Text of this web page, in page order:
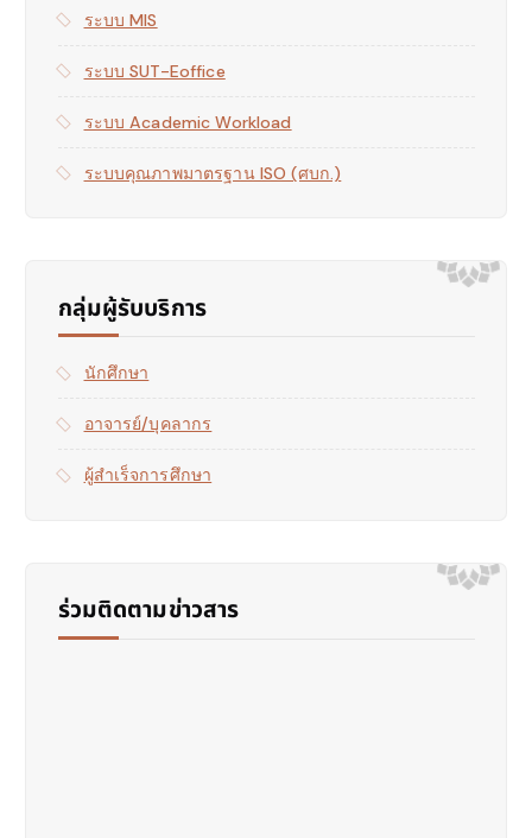
ระบบ MIS
ระบบ SUT-Eoffice
ระบบ Academic Workload
ระบบคุณภาพมาตรฐาน ISO (ศบก.)
กลุ่มผู้รับบริการ
นักศึกษา
อาจารย์/บุคลากร
ผู้สำเร็จการศึกษา
ร่วมติดตามข่าวสาร